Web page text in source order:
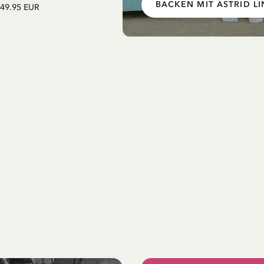
BACKEN MIT ASTRID
49.95 EUR 42.95 EUR